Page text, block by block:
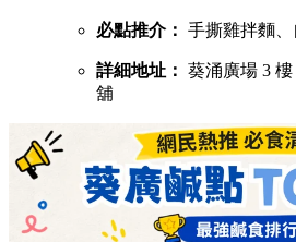
必點推介： 手撕雞拌麵
詳細地址： 葵涌廣場 3 樓
舖